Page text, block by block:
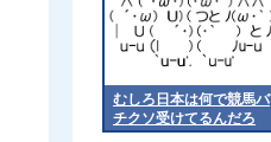
むしろ日本は何で競馬バ
チクソ受けてるんだろ